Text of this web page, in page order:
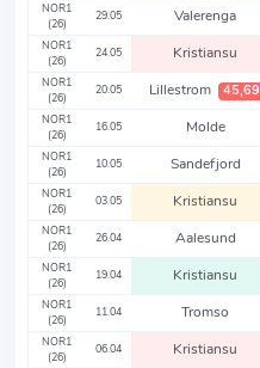
NOR1
(26)
29.05 Valerenga
NOR1
(26)
24.05 Kristiansu
NOR1
(26)
20.05 Lillestrom 45,69
NOR1
(26)
16.05 Molde
NOR1
(26)
10.05 Sandefjord
NOR1
(26)
03.05 Kristiansu
NOR1
(26)
26.04 Aalesund
NOR1
(26)
19.04 Kristiansu
NOR1
(26)
11.04 Tromso
NOR1
(26)
06.04 Kristiansu